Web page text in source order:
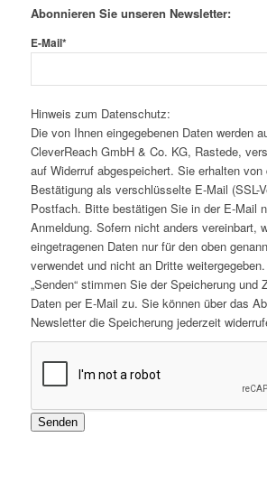
Abonnieren Sie unseren Newsletter:
E-Mail*
Hinweis zum Datenschutz:
Die von Ihnen eingegebenen Daten werden
CleverReach GmbH & Co. KG, Rastede,
auf Widerruf abgespeichert. Sie erhalten von
Bestätigung als verschlüsselte E-Mail (SSL-
Postfach. Bitte bestätigen Sie in der E-Mail
Anmeldung. Sofern nicht anders vereinbart,
eingetragenen Daten nur für den oben
verwendet und nicht an Dritte
„Senden“ stimmen Sie der Speicherung und
Daten per E-Mail zu. Sie können über das
Newsletter die Speicherung jederzeit
Senden